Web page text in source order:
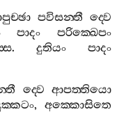
පවිසන‍්තී ද‍්වෙ
පාදං
පරික‍්ඛෙපං
. දුතියං
පාදං
ද‍්වෙ ආපත‍්තියො
,අක‍්කොසිතෙ